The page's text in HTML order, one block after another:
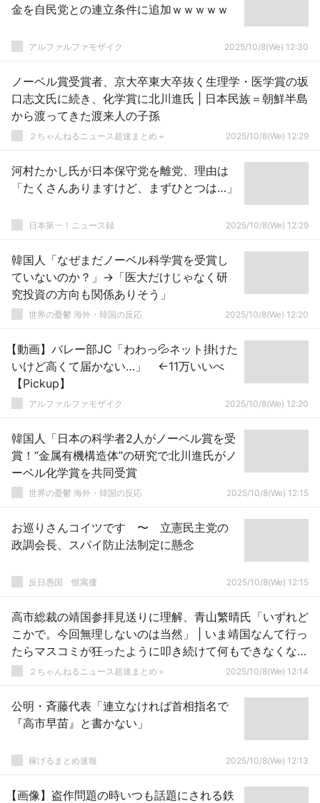
金を自民党との連立条件に追加ｗｗｗｗｗ
アルファルファモザイク 2025/10/8(We) 12:30
ノーベル賞受賞者、京大卒東大卒抜く生理学・医学賞の坂
口志文氏に続き、化学賞に北川進氏 | 日本民族＝朝鮮半島
から渡ってきた渡来人の子孫
２ちゃんねるニュース超速まとめ＋ 2025/10/8(We) 12:29
河村たかし氏が日本保守党を離党、理由は
「たくさんありますけど、まずひとつは…」
日本第一！ニュース録 2025/10/8(We) 12:29
韓国人「なぜまだノーベル科学賞を受賞し
ていないのか？」→「医大だけじゃなく研
究投資の方向も関係ありそう」
世界の憂鬱 海外・韓国の反応 2025/10/8(We) 12:20
【動画】バレー部JC「わわっ💦ネット掛けた
いけど高くて届かない…」 ←11万いいべ
【Pickup】
アルファルファモザイク 2025/10/8(We) 12:20
韓国人「日本の科学者2人がノーベル賞を受
賞！“金属有機構造体”の研究で北川進氏がノ
ーベル化学賞を共同受賞
世界の憂鬱 海外・韓国の反応 2025/10/8(We) 12:15
お巡りさんコイツです 〜 立憲民主党の
政調会長、スパイ防止法制定に懸念
反日愚国 恨寓瘻 2025/10/8(We) 12:15
高市総裁の靖国参拝見送りに理解、青山繁晴氏「いずれど
こかで。今回無理しないのは当然」 | いま靖国なんて行っ
たらマスコミが狂ったように叩き続けて何もできなくなる
だろうなー
２ちゃんねるニュース超速まとめ＋ 2025/10/8(We) 12:14
公明・斉藤代表「連立なければ首相指名で
『高市早苗』と書かない」
稼げるまとめ速報 2025/10/8(We) 12:13
【画像】盗作問題の時いつも話題にされる鉄